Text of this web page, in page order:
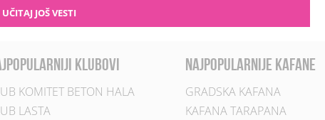
UČITAJ JOŠ VESTI
klubovi
KOMITET BETON HALA
LASTA
najpopularnije kafane
GRADSKA KAFANA
KAFANA TARAPANA